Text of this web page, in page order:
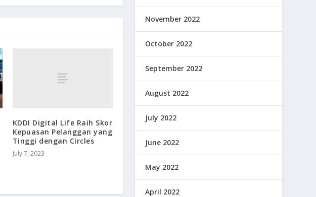
KDDI Digital Life Raih Skor
Kepuasan Pelanggan yang
Tinggi dengan Circles
July 7, 2023
November 2022
October 2022
September 2022
August 2022
July 2022
June 2022
May 2022
April 2022